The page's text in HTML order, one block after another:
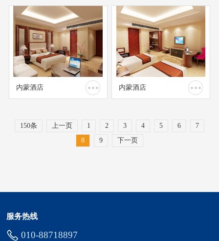
内蒙酒店 内蒙酒店
150条 上一页 1 2 3 4 5 6
7
8
9 下一页
服务热线
010-88718897